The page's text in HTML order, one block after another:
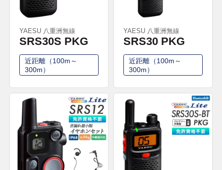
YAESU 八重洲無線
SRS30S PKG
近距離（100m～
300m）
YAESU 八重洲無線
SRS30 PKG
近距離（100m～
300m）